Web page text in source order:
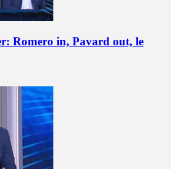
Romero in, Pavard out, le